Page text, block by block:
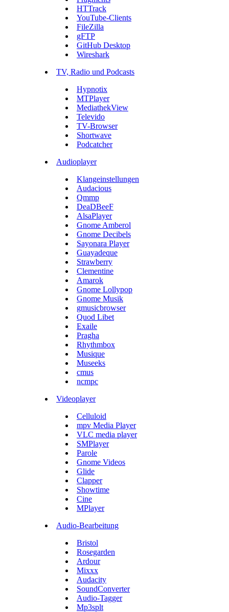
HTTrack
YouTube-Clients
FileZilla
gFTP
GitHub Desktop
Wireshark
TV, Radio und Podcasts
Hypnotix
MTPlayer
MediathekView
Televido
TV-Browser
Shortwave
Podcatcher
Audioplayer
Klangeinstellungen
Audacious
Qmmp
DeaDBeeF
AlsaPlayer
Gnome Amberol
Gnome Decibels
Sayonara Player
Guayadeque
Strawberry
Clementine
Amarok
Gnome Lollypop
Gnome Musik
gmusicbrowser
Quod Libet
Exaile
Pragha
Rhythmbox
Musique
Museeks
cmus
ncmpc
Videoplayer
Celluloid
mpv Media Player
VLC media player
SMPlayer
Parole
Gnome Videos
Glide
Clapper
Showtime
Cine
MPlayer
Audio-Bearbeitung
Bristol
Rosegarden
Ardour
Mixxx
Audacity
SoundConverter
Audio-Tagger
Mp3splt